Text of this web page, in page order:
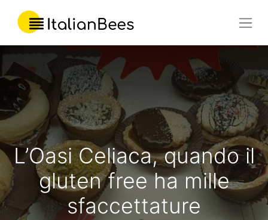
L’Oasi Celiaca, quando il
gluten free ha mille
sfaccettature